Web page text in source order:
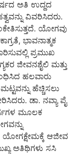
ಅತಿ ಉದ್ದದ
ವಿವರಿಸಿದರು.
ಯೋಗವು
ಭಾವನಾತ್ಮಕ
ಪ್ರಮುಖ
ಜೀವನಶೈಲಿ ಮತ್ತು
ಹಲವಾರು
ಹೆಚ್ಚಿಸಲು
ಡಾ. ನವ್ಯಾ ಪೈ
ಮೂಲಕ
ಯೋಗಕ್ಷೇಮಕ್ಕೆ ಆಜೀವ
ಅತಿಥಿಗಳು ಸಸಿ